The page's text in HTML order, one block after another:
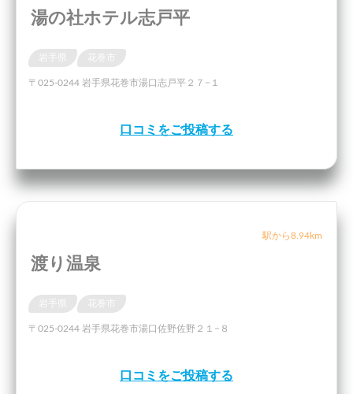
湯の社ホテル志戸平
岩手県
〒025-0244 岩手県花巻市湯口志戸平２７−１
口コミをご投稿する
駅から8.94km
渡り温泉
岩手県
〒025-0244 岩手県花巻市湯口佐野佐野２１−８
口コミをご投稿する